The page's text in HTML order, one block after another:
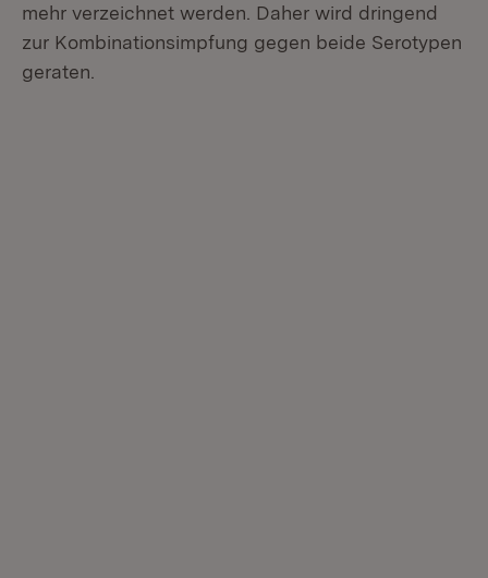
mehr verzeichnet werden. Daher wird dringend
zur Kombinationsimpfung gegen beide Serotypen
geraten.